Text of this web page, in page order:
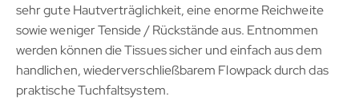
sehr gute Hautverträglichkeit, eine enorme Reichweite
sowie weniger Tenside / Rückstände aus. Entnommen
werden können die Tissues sicher und einfach aus dem
handlichen, wiederverschließbarem Flowpack durch das
praktische Tuchfaltsystem.